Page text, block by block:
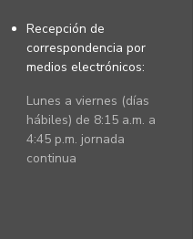
Recepción de
correspondencia por
medios electrónicos:
Lunes a viernes (días
hábiles) de 8:15 a.m. a
4:45 p.m. jornada
continua